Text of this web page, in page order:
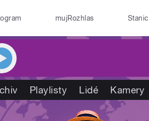
mujRozhlas
Playlisty Lidé Kamery